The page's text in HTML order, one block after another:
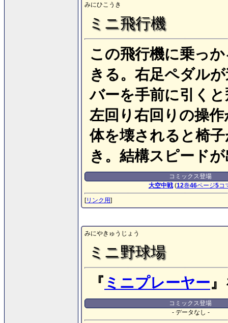
みにひこうき
ミニ飛行機
この飛行機に乗っ
きる。右足ペダル
バーを手前に引く
左回り右回りの操
体を壊されると椅
き。結構スピード
コミックス登場
大空中戦(12巻46ページ5コ
[リンク用]
みにやきゅうじょう
ミニ野球場
『 ミニプレーヤー
コミックス登場
- データなし -